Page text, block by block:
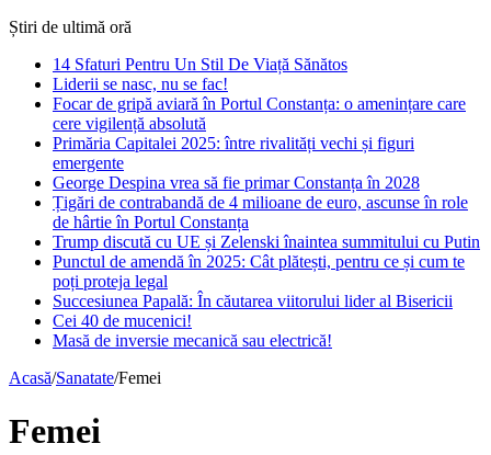
Știri de ultimă oră
14 Sfaturi Pentru Un Stil De Viață Sănătos
Liderii se nasc, nu se fac!
Focar de gripă aviară în Portul Constanța: o amenințare care
cere vigilență absolută
Primăria Capitalei 2025: între rivalități vechi și figuri
emergente
George Despina vrea să fie primar Constanța în 2028
Țigări de contrabandă de 4 milioane de euro, ascunse în role
de hârtie în Portul Constanța
Trump discută cu UE și Zelenski înaintea summitului cu Putin
Punctul de amendă în 2025: Cât plătești, pentru ce și cum te
poți proteja legal
Succesiunea Papală: În căutarea viitorului lider al Bisericii
Cei 40 de mucenici!
Masă de inversie mecanică sau electrică!
Acasă/Sanatate/Femei
Femei